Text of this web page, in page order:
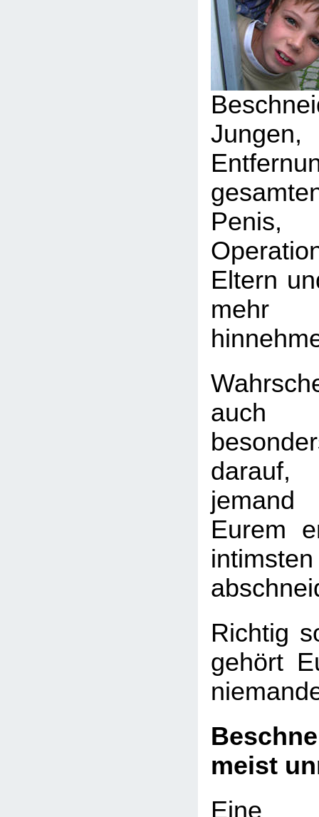
Eltern
mehr
auch
Eurem
Richtig
gehört
meist
Eine